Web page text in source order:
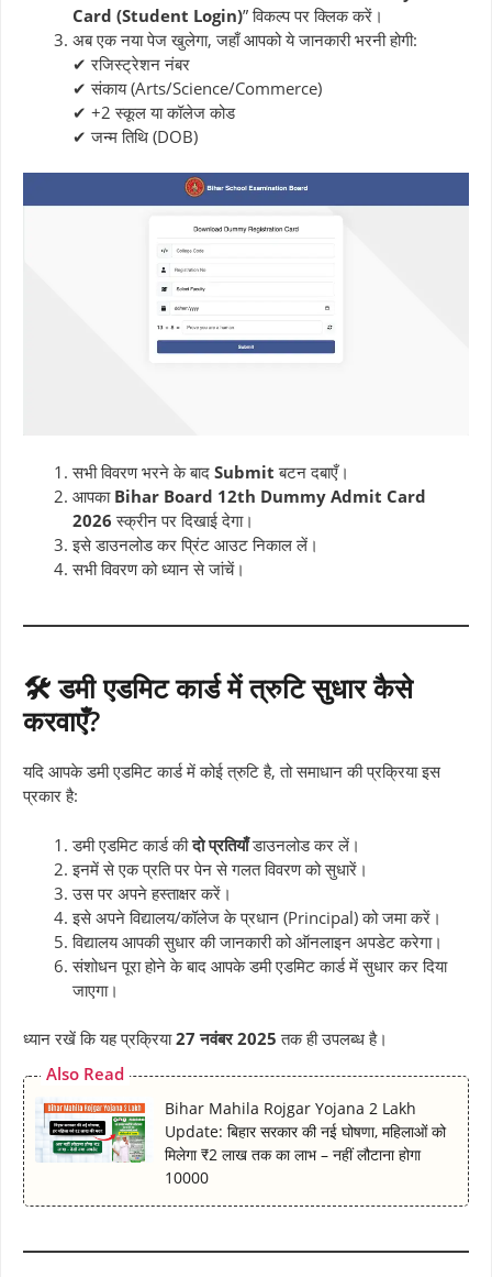
Card (Student Login)” विकल्प पर क्लिक करें।
अब एक नया पेज खुलेगा, जहाँ आपको ये जानकारी भरनी होगी:
✔ रजिस्ट्रेशन नंबर
✔ संकाय (Arts/Science/Commerce)
✔ +2 स्कूल या कॉलेज कोड
✔ जन्म तिथि (DOB)
सभी विवरण भरने के बाद Submit बटन दबाएँ।
आपका Bihar Board 12th Dummy Admit Card
2026 स्क्रीन पर दिखाई देगा।
इसे डाउनलोड कर प्रिंट आउट निकाल लें।
सभी विवरण को ध्यान से जांचें।
🛠️ डमी एडमिट कार्ड में त्रुटि सुधार कैसे
करवाएँ?
यदि आपके डमी एडमिट कार्ड में कोई त्रुटि है, तो समाधान की प्रक्रिया इस
प्रकार है:
डमी एडमिट कार्ड कीदो प्रतियाँडाउनलोड कर लें।
इनमें से एक प्रति पर पेन से गलत विवरण को सुधारें।
उस पर अपने हस्ताक्षर करें।
इसे अपने विद्यालय/कॉलेज के प्रधान (Principal) को जमा करें।
विद्यालय आपकी सुधार की जानकारी को ऑनलाइन अपडेट करेगा।
संशोधन पूरा होने के बाद आपके डमी एडमिट कार्ड में सुधार कर दिया
जाएगा।
ध्यान रखें कि यह प्रक्रिया27 नवंबर 2025 तक ही उपलब्ध है।
Also Read
Bihar Mahila Rojgar Yojana 2 Lakh
Update: बिहार सरकार की नई घोषणा, महिलाओं को
मिलेगा ₹2 लाख तक का लाभ – नहीं लौटाना होगा
10000